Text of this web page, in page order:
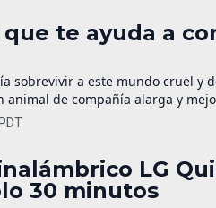
te ayuda a
sobrevivir a este mundo cruel
de compañía alarga y
cariño? Los perros son […]
LG
30 minutos